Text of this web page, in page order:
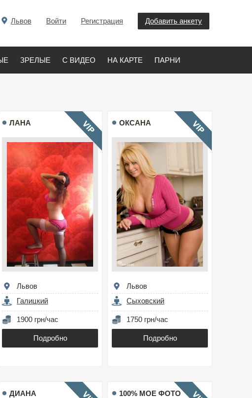
Добавить анкету
Регистрация
Войти
Львов
ЗРЕЛЫЕ С ВИДЕО НА КАРТЕ ПАРНИ
ЛАНА
Львов
Галицкий
1900 грн/час
Подробно
ОКСАНА
Львов
Сыховский
1750 грн/час
Подробно
ДИАНА
100% МОЕ ФОТО